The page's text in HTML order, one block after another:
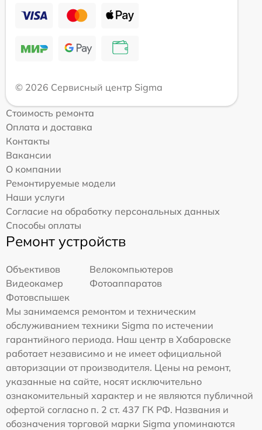
© 2026 Сервисный центр Sigma
Стоимость ремонта
Оплата и доставка
Контакты
Вакансии
О компании
Ремонтируемые модели
Наши услуги
Согласие на обработку персональных данных
Способы оплаты
Ремонт устройств
Объективов
Велокомпьютеров
Видеокамер
Фотоаппаратов
Фотовспышек
Мы занимаемся ремонтом и техническим
обслуживанием техники Sigma по истечении
гарантийного периода. Наш центр в Хабаровске
работает независимо и не имеет официальной
авторизации от производителя. Цены на ремонт,
указанные на сайте, носят исключительно
ознакомительный характер и не являются публичной
офертой согласно п. 2 ст. 437 ГК РФ. Названия и
обозначения торговой марки Sigma упоминаются